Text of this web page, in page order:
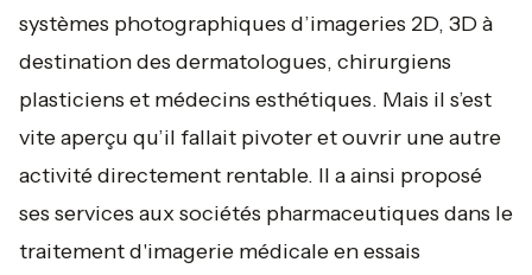
systèmes photographiques d’imageries 2D, 3D à
destination des dermatologues, chirurgiens
plasticiens et médecins esthétiques. Mais il s’est
vite aperçu qu’il fallait pivoter et ouvrir une autre
activité directement rentable. Il a ainsi proposé
ses services aux sociétés pharmaceutiques dans le
traitement d'imagerie médicale en essais